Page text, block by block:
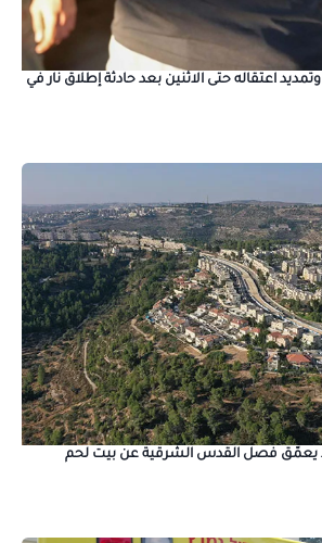
اعتقاله حتى الاثنين بعد حادثة إطلاق نار في
فصل القدس الشرقية عن بيت لحم